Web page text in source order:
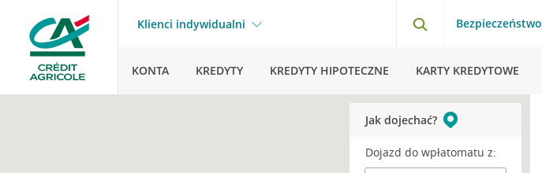
Klienci indywidualni Bezpieczeństwo
KONTA KREDYTY KREDYTY HIPOTECZNE KARTY KREDYTOWE
Jak dojechać?
Dojazd do wpłatomatu z: